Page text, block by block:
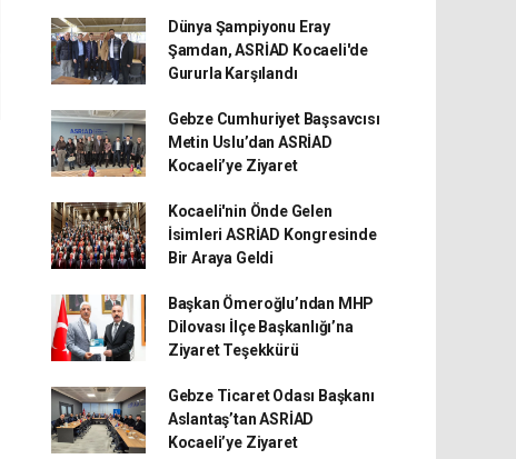
Dünya Şampiyonu Eray
Şamdan, ASRİAD Kocaeli'de
Gururla Karşılandı
Gebze Cumhuriyet Başsavcısı
Metin Uslu’dan ASRİAD
Kocaeli’ye Ziyaret
Kocaeli'nin Önde Gelen
İsimleri ASRİAD Kongresinde
Bir Araya Geldi
Başkan Ömeroğlu’ndan MHP
Dilovası İlçe Başkanlığı’na
Ziyaret Teşekkürü
Gebze Ticaret Odası Başkanı
Aslantaş’tan ASRİAD
Kocaeli’ye Ziyaret